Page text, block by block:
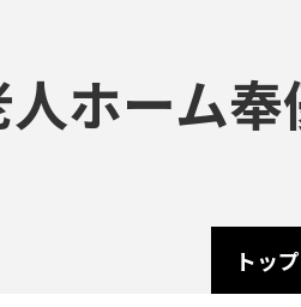
ホーム奉
トップ